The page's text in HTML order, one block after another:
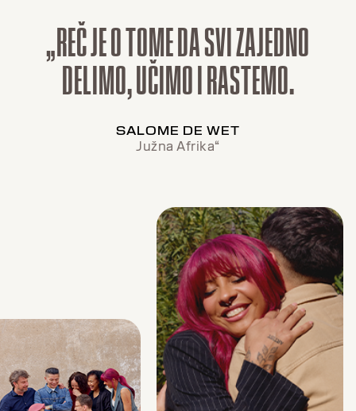
„REČ JE O TOME DA SVI ZAJEDNO
DELIMO, UČIMO I RASTEMO.
SALOME DE WET
Južna Afrika“